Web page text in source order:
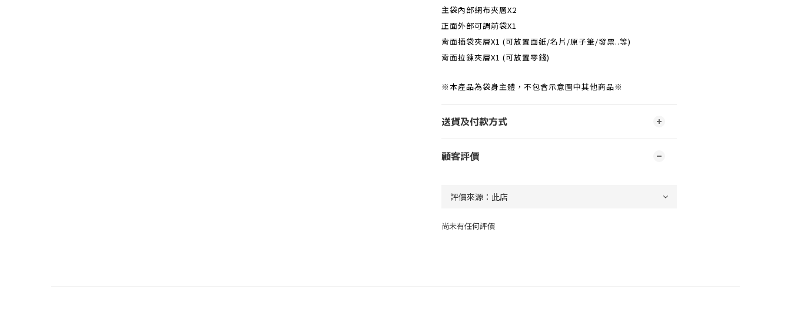
主袋內部網布夾層X2
正面外部可調前袋X1
背面插袋夾層X1 (可放置面紙/名片/原子筆/發票..等)
背面拉鍊夾層X1 (可放置零錢)
※本產品為袋身主體，不包含示意圖中其他商品※
送貨及付款方式
顧客評價
尚未有任何評價